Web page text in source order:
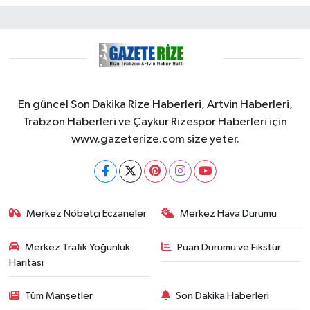
En güncel Son Dakika Rize Haberleri, Artvin Haberleri,
Trabzon Haberleri ve Çaykur Rizespor Haberleri için
www.gazeterize.com size yeter.
Merkez Nöbetçi Eczaneler Merkez Hava Durumu
Merkez Trafik Yoğunluk
Haritası
Puan Durumu ve Fikstür
Tüm Manşetler Son Dakika Haberleri